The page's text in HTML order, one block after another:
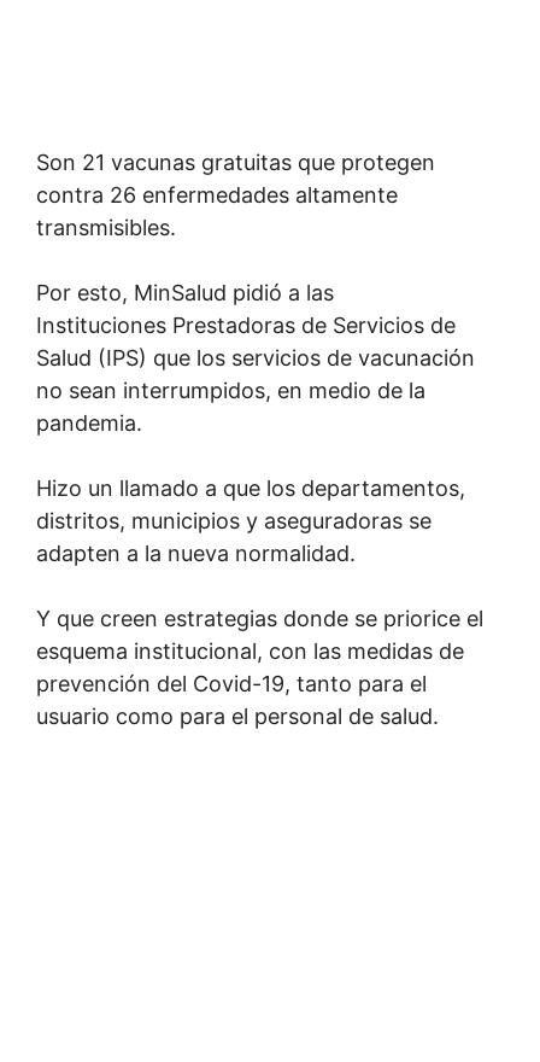
Son 21 vacunas gratuitas que protegen
contra 26 enfermedades altamente
transmisibles.
Por esto, MinSalud pidió a las
Instituciones Prestadoras de Servicios de
Salud (IPS) que los servicios de vacunación
no sean interrumpidos, en medio de la
pandemia.
Hizo un llamado a que los departamentos,
distritos, municipios y aseguradoras se
adapten a la nueva normalidad.
Y que creen estrategias donde se priorice el
esquema institucional, con las medidas de
prevención del Covid-19, tanto para el
usuario como para el personal de salud.